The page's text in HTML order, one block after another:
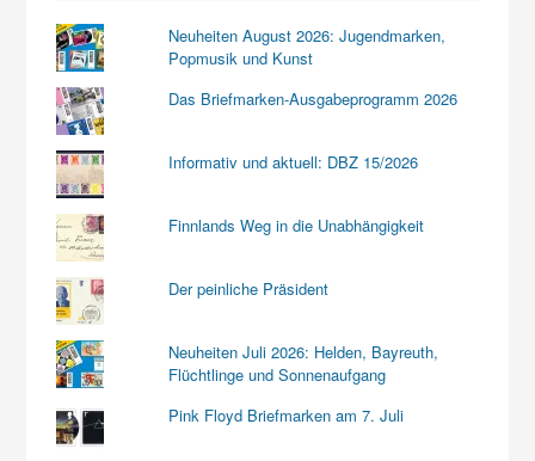
Neuheiten August 2026: Jugendmarken,
Popmusik und Kunst
Das Briefmarken-Ausgabeprogramm 2026
Informativ und aktuell: DBZ 15/2026
Finnlands Weg in die Unabhängigkeit
Der peinliche Präsident
Neuheiten Juli 2026: Helden, Bayreuth,
Flüchtlinge und Sonnenaufgang
Pink Floyd Briefmarken am 7. Juli